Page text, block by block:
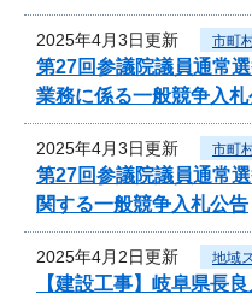
2025年4月3日更新 市町
第27回参議院議員通常
業務に係る一般競争入
2025年4月3日更新 市町
第27回参議院議員通常
関する一般競争入札公告
2025年4月2日更新 地域
【建設工事】岐阜県長